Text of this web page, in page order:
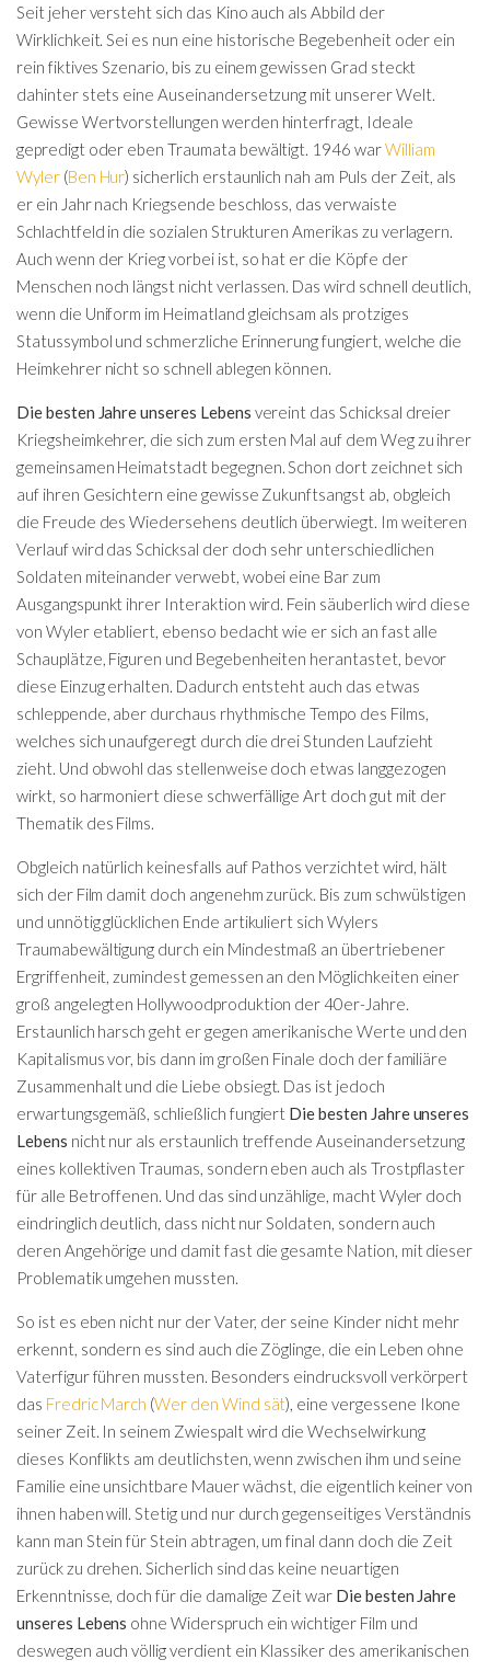
Seit jeher versteht sich das Kino auch als Abbild der
Wirklichkeit. Sei es nun eine historische Begebenheit oder ein
rein fiktives Szenario, bis zu einem gewissen Grad steckt
dahinter stets eine Auseinandersetzung mit unserer Welt.
Gewisse Wertvorstellungen werden hinterfragt, Ideale
gepredigt oder eben Traumata bewältigt. 1946 warWilliam
Wyler(Ben Hur) sicherlich erstaunlich nah am Puls der Zeit, als
er ein Jahr nach Kriegsende beschloss, das verwaiste
Schlachtfeld in die sozialen Strukturen Amerikas zu verlagern.
Auch wenn der Krieg vorbei ist, so hat er die Köpfe der
Menschen noch längst nicht verlassen. Das wird schnell deutlich,
wenn die Uniform im Heimatland gleichsam als protziges
Statussymbol und schmerzliche Erinnerung fungiert, welche die
Heimkehrer nicht so schnell ablegen können.
Die besten Jahre unseres Lebens vereint das Schicksal dreier
Kriegsheimkehrer, die sich zum ersten Mal auf dem Weg zu ihrer
gemeinsamen Heimatstadt begegnen. Schon dort zeichnet sich
auf ihren Gesichtern eine gewisse Zukunftsangst ab, obgleich
die Freude des Wiedersehens deutlich überwiegt. Im weiteren
Verlauf wird das Schicksal der doch sehr unterschiedlichen
Soldaten miteinander verwebt, wobei eine Bar zum
Ausgangspunkt ihrer Interaktion wird. Fein säuberlich wird diese
von Wyler etabliert, ebenso bedacht wie er sich an fast alle
Schauplätze, Figuren und Begebenheiten herantastet, bevor
diese Einzug erhalten. Dadurch entsteht auch das etwas
schleppende, aber durchaus rhythmische Tempo des Films,
welches sich unaufgeregt durch die drei Stunden Laufzieht
zieht. Und obwohl das stellenweise doch etwas langgezogen
wirkt, so harmoniert diese schwerfällige Art doch gut mit der
Thematik des Films.
Obgleich natürlich keinesfalls auf Pathos verzichtet wird, hält
sich der Film damit doch angenehm zurück. Bis zum schwülstigen
und unnötig glücklichen Ende artikuliert sich Wylers
Traumabewältigung durch ein Mindestmaß an übertriebener
Ergriffenheit, zumindest gemessen an den Möglichkeiten einer
groß angelegten Hollywoodproduktion der 40er-Jahre.
Erstaunlich harsch geht er gegen amerikanische Werte und den
Kapitalismus vor, bis dann im großen Finale doch der familiäre
Zusammenhalt und die Liebe obsiegt. Das ist jedoch
erwartungsgemäß, schließlich fungiert Die besten Jahre unseres
Lebens nicht nur als erstaunlich treffende Auseinandersetzung
eines kollektiven Traumas, sondern eben auch als Trostpflaster
für alle Betroffenen. Und das sind unzählige, macht Wyler doch
eindringlich deutlich, dass nicht nur Soldaten, sondern auch
deren Angehörige und damit fast die gesamte Nation, mit dieser
Problematik umgehen mussten.
So ist es eben nicht nur der Vater, der seine Kinder nicht mehr
erkennt, sondern es sind auch die Zöglinge, die ein Leben ohne
Vaterfigur führen mussten. Besonders eindrucksvoll verkörpert
das Fredric March (Wer den Wind sät), eine vergessene Ikone
seiner Zeit. In seinem Zwiespalt wird die Wechselwirkung
dieses Konflikts am deutlichsten, wenn zwischen ihm und seine
Familie eine unsichtbare Mauer wächst, die eigentlich keiner von
ihnen haben will. Stetig und nur durch gegenseitiges Verständnis
kann man Stein für Stein abtragen, um final dann doch die Zeit
zurück zu drehen. Sicherlich sind das keine neuartigen
Erkenntnisse, doch für die damalige Zeit war Die besten Jahre
unseres Lebens ohne Widerspruch ein wichtiger Film und
deswegen auch völlig verdient ein Klassiker des amerikanischen